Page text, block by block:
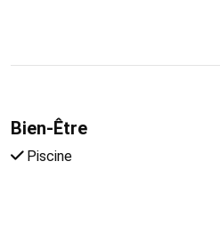
Bien-Être
Piscine